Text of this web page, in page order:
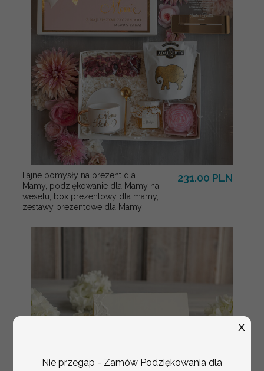
Fajne pomysły na prezent dla
Mamy, podziękowanie dla Mamy na
weselu, box prezentowy dla mamy,
zestawy prezentowe dla Mamy
231.00 PLN
Nie przegap - Zamów Podziękowania dla
X